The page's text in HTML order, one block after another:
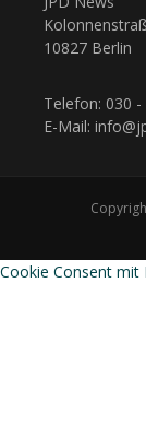
10827 Berlin
Telefon: 030
E-Mail:
Cookie Consent mit